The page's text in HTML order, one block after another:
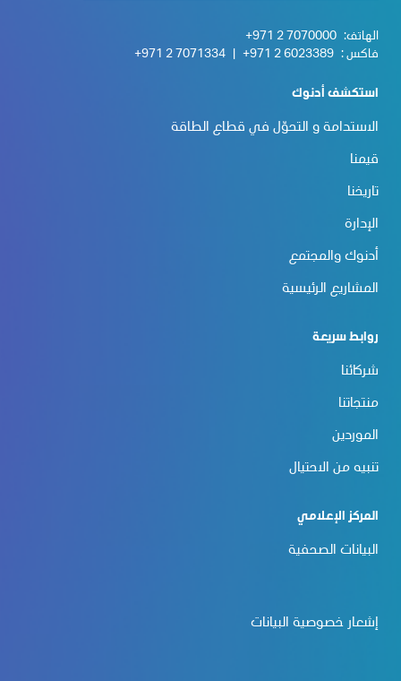
الهاتف: +971 2 7070000
فاكس : +971 2 6023389
+971 2 7071334
استكشف أدنوك
الاستدامة و التحوّل في قطاع الطاقة
قيمنا
تاريخنا
الإدارة
أدنوك والمجتمع
المشاريع الرئيسية
روابط سريعة
شركائنا
منتجاتنا
الموردين
تنبيه من الاحتيال
المركز الإعلامي
البيانات الصحفية
إشعار خصوصية البيانات